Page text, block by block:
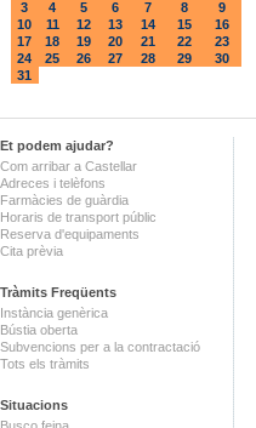
3
4 5 6 7 8
9
10
11 12 13 14 15
16
17
18 19 20 21 22
23
24
25 26 27 28 29
30
31
Et podem ajudar?
Com arribar a Castellar
Adreces i telèfons
Farmàcies de guàrdia
Horaris de transport públic
Reserva d'equipaments
Cita prèvia
Tràmits Freqüents
Instància genèrica
Bústia oberta
Subvencions per a la contractació
Tots els tràmits
Situacions